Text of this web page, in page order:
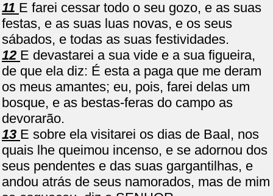
11 E farei cessar todo o seu gozo, e as suas
festas, e as suas luas novas, e os seus
sábados, e todas as suas festividades.
12 E devastarei a sua vide e a sua figueira,
de que ela diz: É esta a paga que me deram
os meus amantes; eu, pois, farei delas um
bosque, e as bestas-feras do campo as
devorarão.
13 E sobre ela visitarei os dias de Baal, nos
quais lhe queimou incenso, e se adornou dos
seus pendentes e das suas gargantilhas, e
andou atrás de seus namorados, mas de mim